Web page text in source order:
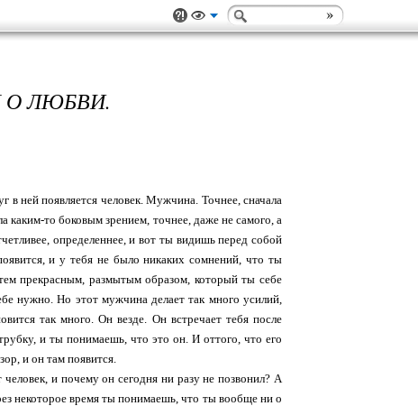
ЛЮБВИ.
ней появляется человек. Мужчина. Точнее, сначала
каким-то боковым зрением, точнее, даже не самого, а
определеннее, и вот ты видишь перед собой
и у тебя не было никаких сомнений, что ты
прекрасным, размытым образом, который ты себе
нужно. Но этот мужчина делает так много усилий,
так много. Он везде. Он встречает тебя после
и ты понимаешь, что это он. И оттого, что его
и он там появится.
и почему он сегодня ни разу не позвонил? А
некоторое время ты понимаешь, что ты вообще ни о